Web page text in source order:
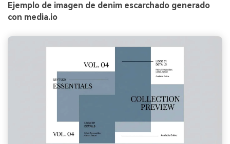
Ejemplo de imagen de denim escarchado generado
con media.io